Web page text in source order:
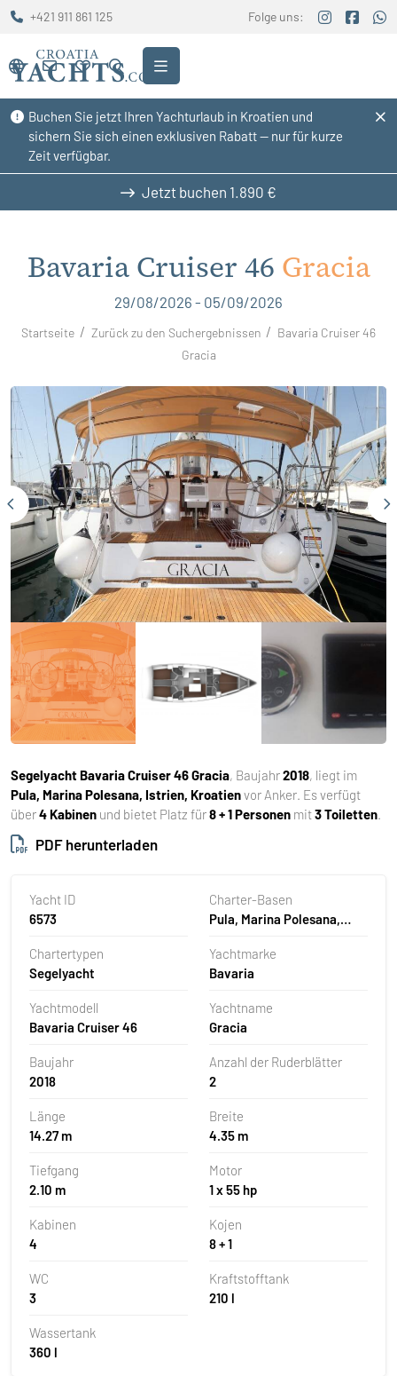
Buchen Sie jetzt Ihren Yachturlaub in Kroatien und
sichern Sie sich einen exklusiven Rabatt — nur für kurze
Zeit verfügbar.
+421 911 861 125 Folge uns:
Jetzt buchen 1.890 €
Bavaria Cruiser 46 Gracia
29/08/2026 - 05/09/2026
Startseite Zurück zu den Suchergebnissen
Bavaria Cruiser 46
Gracia
Segelyacht Bavaria Cruiser 46 Gracia, Baujahr2018, liegt im
Pula, Marina Polesana, Istrien, Kroatienvor Anker. Es verfügt
über4 Kabinen und bietet Platz für8 + 1 Personen mit3 Toiletten.
PDF herunterladen
Yacht ID
6573
Charter-Basen
Pula, Marina Polesana,
Chartertypen
Segelyacht
Yachtmarke
Bavaria
Yachtmodell
Bavaria Cruiser 46
Yachtname
Gracia
Baujahr
2018
Anzahl der Ruderblätter
2
Länge
14.27 m
Breite
4.35 m
Tiefgang
2.10 m
Motor
1 x 55 hp
Kabinen
4
Kojen
8 + 1
WC
3
Kraftstofftank
210 l
Wassertank
360 l